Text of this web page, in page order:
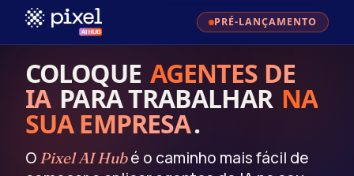
PRÉ-LANÇAMENTO
COLOQUE AGENTES DE
IA PARA TRABALHAR NA
SUA EMPRESA.
O Pixel AI Hubé o caminho mais fácil de